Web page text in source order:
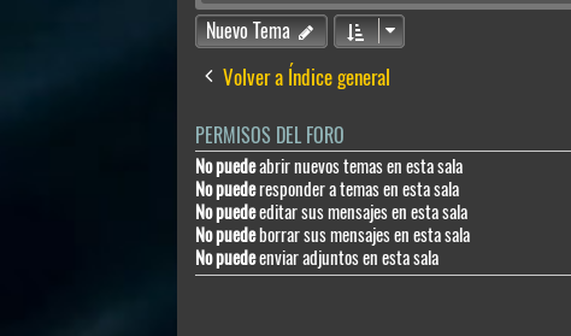
Nuevo Tema
Volver a Índice general
PERMISOS DEL FORO
No puedeabrir nuevos temas en esta sala
No puederesponder a temas en esta sala
No puedeeditar sus mensajes en esta sala
No puedeborrar sus mensajes en esta sala
No puedeenviar adjuntos en esta sala